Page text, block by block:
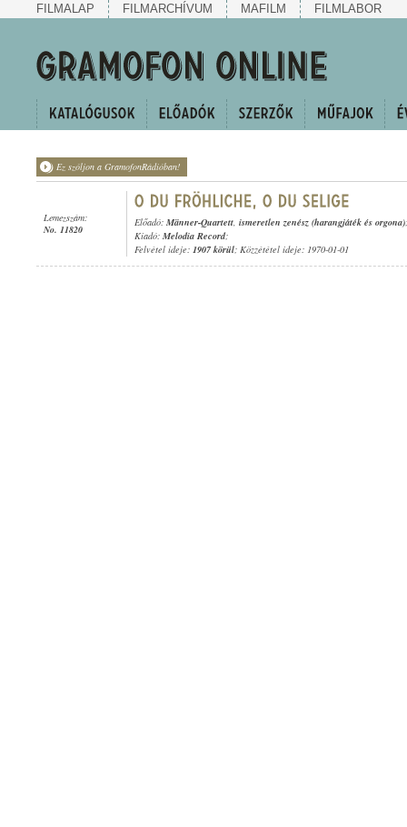
FILMALAP FILMARCHÍVUM MAFILM FILMLABOR
Ez szóljon a GramofonRádióban!
Lemezszám:
No. 11820
Előadó: Männer-Quartett, ismeretlen zenész (harangjáték és orgona)
Kiadó: Melodia Record;
Felvétel ideje: 1907 körül; Közzététel ideje: 1970-01-01